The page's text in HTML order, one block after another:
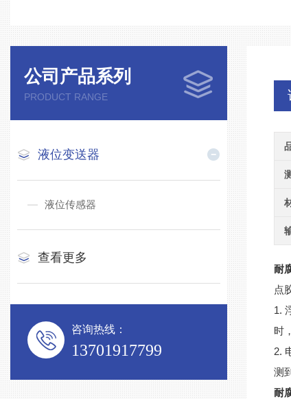
公司产品系列
PRODUCT RANGE
液位变送器
液位传感器
查看更多
咨询热线：
13701917799
耐
点
1.
时
2.
测
耐